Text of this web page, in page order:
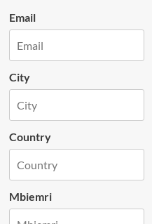
Email
City
Country
Mbiemri